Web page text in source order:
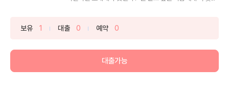
보유 1 대출 0 예약 0
대출가능